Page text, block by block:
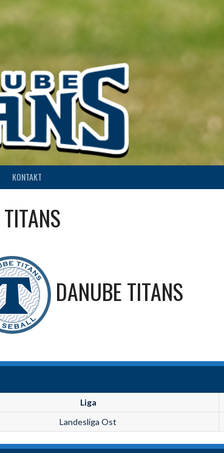
KONTAKT
DANUBE TITANS
Liga
Landesliga Ost